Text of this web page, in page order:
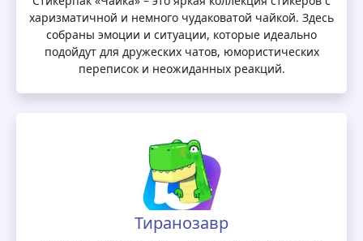
харизматичной и немного чудаковатой чайкой. Здесь
собраны эмоции и ситуации, которые идеально
подойдут для дружеских чатов, юмористических
переписок и неожиданных реакций.
Тиранозавр